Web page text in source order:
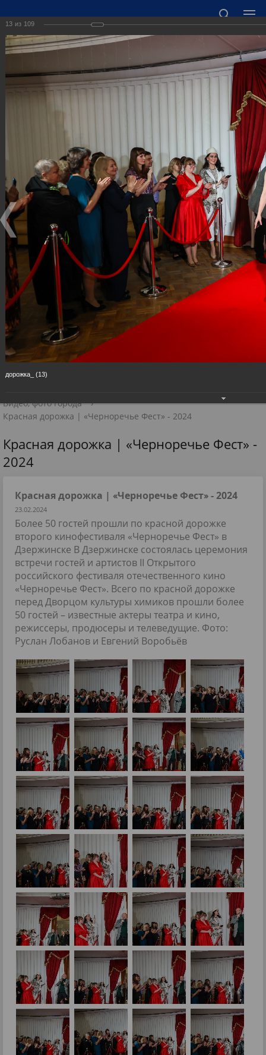
ОФИЦИАЛЬНЫЙ САЙТ АДМИНИСТРАЦИИ
ГОРОДСКОГО ОКРУГА ГОРОД ДЗЕРЖИНСК
НИЖЕГОРОДСКОЙ ОБЛАСТИ
🛜Карта WiFi🛜
606000 Нижегородская область, г. Дзержинск,
пл. Дзержинского, д. 1
Приёмная Главы
+7 (8313) 27-98-10
📧 Для обращений
Видео, фото города
›
Красная дорожка | «Черноречье Фест» - 2024
Красная дорожка | «Черноречье Фест» -
2024
Красная дорожка | «Черноречье Фест» - 2024
23.02.2024
Более 50 гостей прошли по красной дорожке
второго кинофестиваля «Черноречье Фест» в
Дзержинске В Дзержинске состоялась церемония
встречи гостей и артистов II Открытого
российского фестиваля отечественного кино
«Черноречье Фест». Всего по красной дорожке
перед Дворцом культуры химиков прошли более
50 гостей – известные актеры театра и кино,
режиссеры, продюсеры и телеведущие. Фото:
Руслан Лобанов и Евгений Воробьёв
13 из 109
дорожка_ (13)